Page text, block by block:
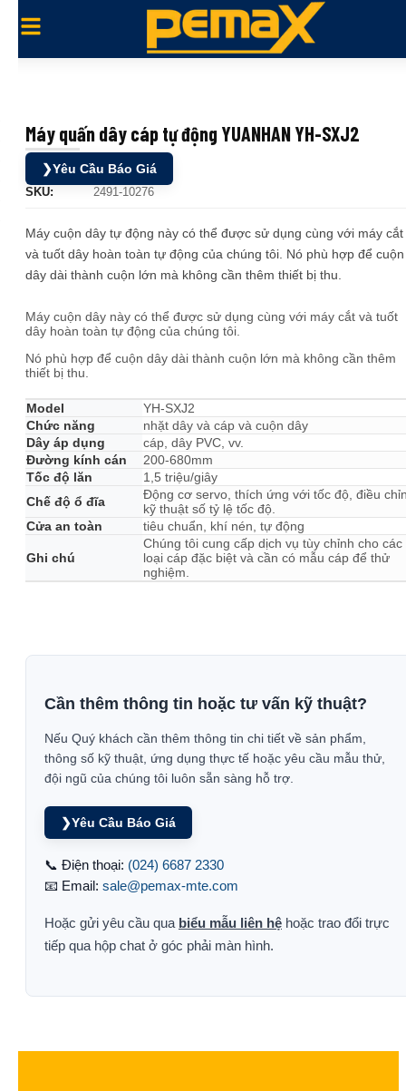
Máy quấn dây cáp tự động YUANHAN YH-SXJ2
❯Yêu Cầu Báo Giá
SKU: 2491-10276
Máy cuộn dây tự động này có thể được sử dụng cùng với máy cắt
và tuốt dây hoàn toàn tự động của chúng tôi. Nó phù hợp để cuộn
dây dài thành cuộn lớn mà không cần thêm thiết bị thu.
Máy cuộn dây này có thể được sử dụng cùng với máy cắt và tuốt
dây hoàn toàn tự động của chúng tôi.
Nó phù hợp để cuộn dây dài thành cuộn lớn mà không cần thêm
thiết bị thu.
Model
YH-SXJ2
Chức năng
nhặt dây và cáp và cuộn dây
Dây áp dụng
cáp, dây PVC, vv.
Đường kính cán
200-680mm
Tốc độ lăn
1,5 triệu/giây
Chế độ ổ đĩa
Động cơ servo, thích ứng với tốc độ, điều
kỹ thuật số tỷ lệ tốc độ.
Cửa an toàn
tiêu chuẩn, khí nén, tự động
Ghi chú
Chúng tôi cung cấp dịch vụ tùy chỉnh cho các
loại cáp đặc biệt và cần có mẫu cáp để thử
nghiệm.
Cần thêm thông tin hoặc tư vấn kỹ thuật?
Nếu Quý khách cần thêm thông tin chi tiết về sản phẩm,
thông số kỹ thuật, ứng dụng thực tế hoặc yêu cầu mẫu thử,
đội ngũ của chúng tôi luôn sẵn sàng hỗ trợ.
❯Yêu Cầu Báo Giá
📞 Điện thoại: (024) 6687 2330
📧 Email: sale@pemax-mte.com
Hoặc gửi yêu cầu qua biểu mẫu liên hệ hoặc trao đổi trực
tiếp qua hộp chat ở góc phải màn hình.